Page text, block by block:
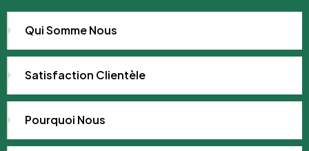
Qui Somme Nous
Satisfaction Clientèle
Pourquoi Nous